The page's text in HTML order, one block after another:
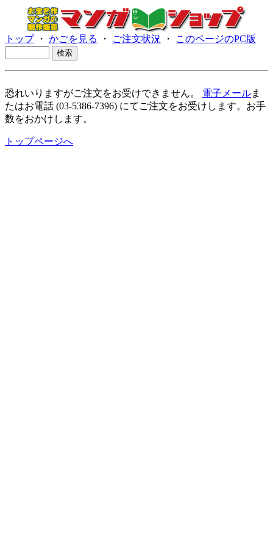
トップ・ かごを見る ・ ご注文状況 ・ このページのPC版
恐れいりますがご注文をお受けできません。 電子メールま
たはお電話 (03-5386-7396) にてご注文をお受けします。お手
数をおかけします。
トップページへ